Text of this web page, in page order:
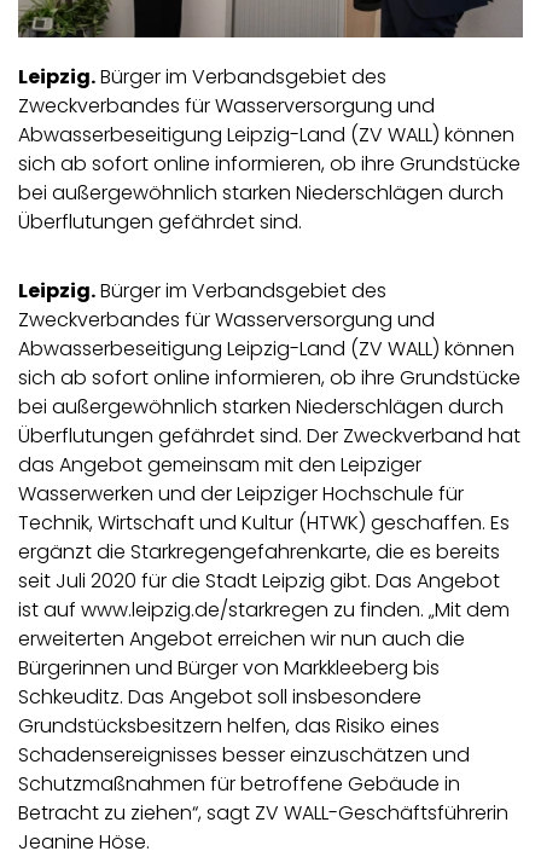
Leipzig.Bürger im Verbandsgebiet des
Zweckverbandes für Wasserversorgung und
Abwasserbeseitigung Leipzig-Land (ZV WALL) können
sich ab sofort online informieren, ob ihre Grundstücke
bei außergewöhnlich starken Niederschlägen durch
Überflutungen gefährdet sind.
Leipzig.Bürger im Verbandsgebiet des
Zweckverbandes für Wasserversorgung und
Abwasserbeseitigung Leipzig-Land (ZV WALL) können
sich ab sofort online informieren, ob ihre Grundstücke
bei außergewöhnlich starken Niederschlägen durch
Überflutungen gefährdet sind. Der Zweckverband hat
das Angebot gemeinsam mit den Leipziger
Wasserwerken und der Leipziger Hochschule für
Technik, Wirtschaft und Kultur (HTWK) geschaffen. Es
ergänzt die Starkregengefahrenkarte, die es bereits
seit Juli 2020 für die Stadt Leipzig gibt. Das Angebot
ist auf www.leipzig.de/starkregen zu finden. „Mit dem
erweiterten Angebot erreichen wir nun auch die
Bürgerinnen und Bürger von Markkleeberg bis
Schkeuditz. Das Angebot soll insbesondere
Grundstücksbesitzern helfen, das Risiko eines
Schadensereignisses besser einzuschätzen und
Schutzmaßnahmen für betroffene Gebäude in
Betracht zu ziehen“, sagt ZV WALL-Geschäftsführerin
Jeanine Höse.